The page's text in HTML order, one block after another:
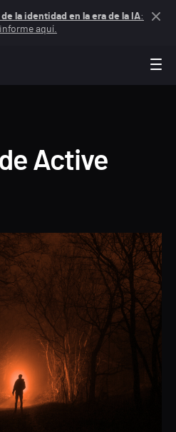
la identidad en la era de la IA:
informe aquí.
Active